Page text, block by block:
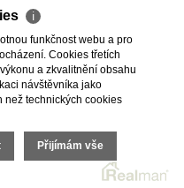
ℹ
funkčnost webu a pro
Cookies třetích
a zkvalitnění obsahu
návštěvníka jako
než technických cookies
Přijímám vše